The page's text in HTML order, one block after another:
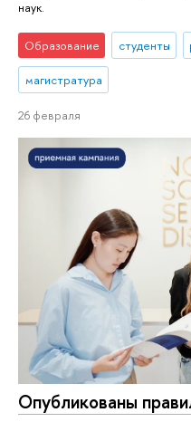
наук.
Образование студенты
магистратура
26 февраля
Опубликованы